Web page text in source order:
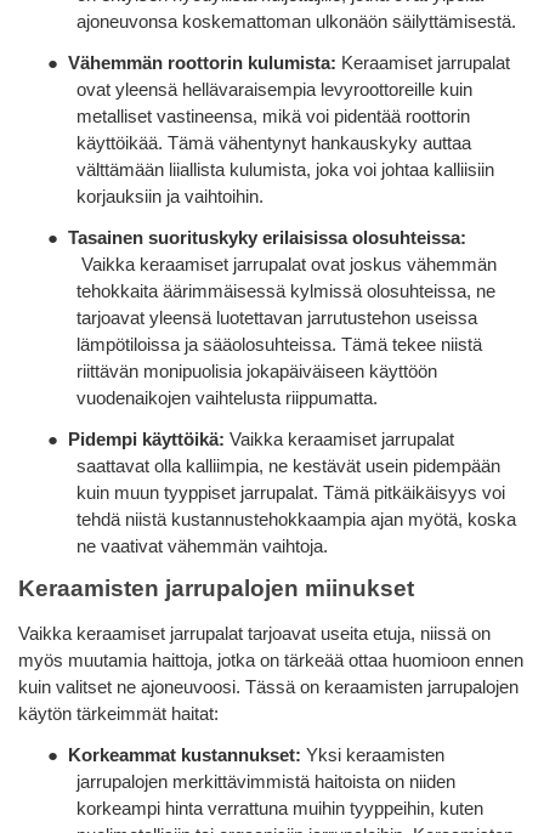
ajoneuvonsa koskemattoman ulkonäön säilyttämisestä.
● Vähemmän roottorin kulumista: Keraamiset jarrupalat
ovat yleensä hellävaraisempia levyroottoreille kuin
metalliset vastineensa, mikä voi pidentää roottorin
käyttöikää. Tämä vähentynyt hankauskyky auttaa
välttämään liiallista kulumista, joka voi johtaa kalliisiin
korjauksiin ja vaihtoihin.
● Tasainen suorituskyky erilaisissa olosuhteissa:
Vaikka keraamiset jarrupalat ovat joskus vähemmän
tehokkaita äärimmäisessä kylmissä olosuhteissa, ne
tarjoavat yleensä luotettavan jarrutustehon useissa
lämpötiloissa ja sääolosuhteissa. Tämä tekee niistä
riittävän monipuolisia jokapäiväiseen käyttöön
vuodenaikojen vaihtelusta riippumatta.
● Pidempi käyttöikä: Vaikka keraamiset jarrupalat
saattavat olla kalliimpia, ne kestävät usein pidempään
kuin muun tyyppiset jarrupalat. Tämä pitkäikäisyys voi
tehdä niistä kustannustehokkaampia ajan myötä, koska
ne vaativat vähemmän vaihtoja.
Keraamisten jarrupalojen miinukset
Vaikka keraamiset jarrupalat tarjoavat useita etuja, niissä on
myös muutamia haittoja, jotka on tärkeää ottaa huomioon ennen
kuin valitset ne ajoneuvoosi. Tässä on keraamisten jarrupalojen
käytön tärkeimmät haitat:
● Korkeammat kustannukset: Yksi keraamisten
jarrupalojen merkittävimmistä haitoista on niiden
korkeampi hinta verrattuna muihin tyyppeihin, kuten